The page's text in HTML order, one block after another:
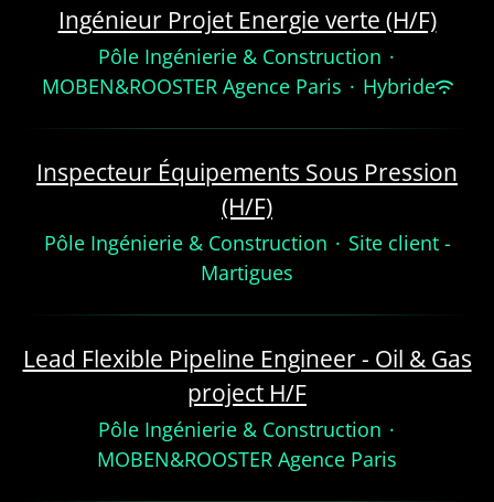
Ingénieur Projet Energie verte (H/F)
Pôle Ingénierie & Construction ·
MOBEN&ROOSTER Agence Paris · Hybride
Inspecteur Équipements Sous Pression
(H/F)
Pôle Ingénierie & Construction · Site client -
Martigues
Lead Flexible Pipeline Engineer - Oil & Gas
project H/F
Pôle Ingénierie & Construction ·
MOBEN&ROOSTER Agence Paris